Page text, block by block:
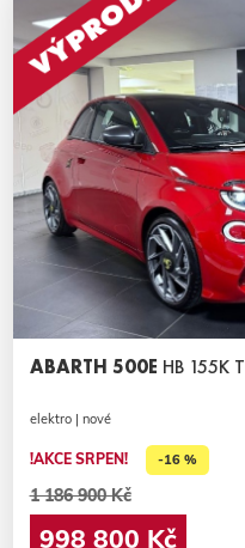
ABARTH 500E HB 155K
elektro | nové
!AKCE SRPEN! -16 %
1 186 900 Kč
998 800 Kč